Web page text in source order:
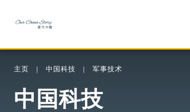
主页 中国科技 军事技术
中国科技